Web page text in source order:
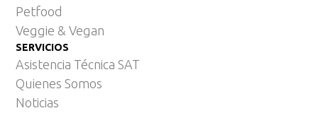
Petfood
Veggie & Vegan
SERVICIOS
Asistencia Técnica SAT
Quienes Somos
Noticias